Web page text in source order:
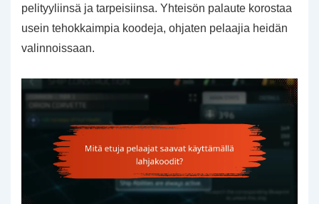
pelityyliinsä ja tarpeisiinsa. Yhteisön palaute korostaa
usein tehokkaimpia koodeja, ohjaten pelaajia heidän
valinnoissaan.